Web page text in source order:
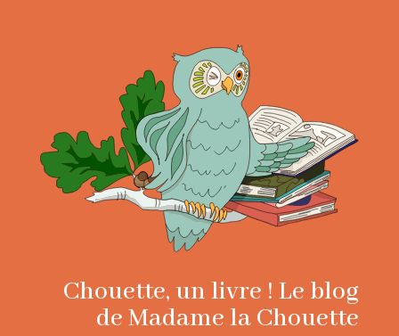
Chouette, un livre ! Le blog
de Madame la Chouette